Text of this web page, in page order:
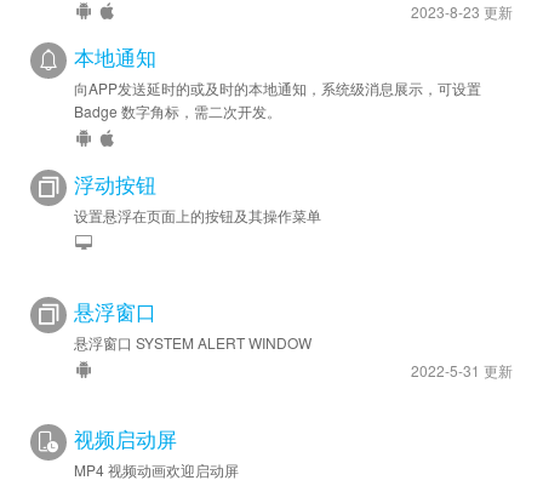
2023-8-23 更新
本地通知
向APP发送延时的或及时的本地通知，系统级消息展示，可设置
Badge 数字角标，需二次开发。
浮动按钮
设置悬浮在页面上的按钮及其操作菜单
悬浮窗口
悬浮窗口 SYSTEM ALERT WINDOW
2022-5-31 更新
视频启动屏
MP4 视频动画欢迎启动屏